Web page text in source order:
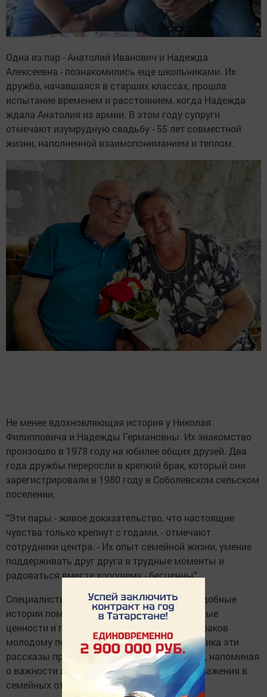
Одна из пар - Анатолий Иванович и Надежда
Алексеевна - познакомились еще школьниками. Их
дружба, начавшаяся в старших классах, прошла
испытание временем и расстоянием, когда Надежда
ждала Анатолия из армии. В этом году супруги
отмечают изумрудную свадьбу - 55 лет совместной
жизни, наполненной взаимопониманием и теплом.
Не менее вдохновляющая история у Николая
Филипповича и Надежды Германовны. Их знакомство
произошло в 1978 году на юбилее общих друзей. Два
года дружбы переросли в крепкий брак, который они
зарегистрировали в 1980 году в Соболевском сельском
поселении.
"Эти пары - живое доказательство, что настоящие
чувства только крепнут с годами, - отмечают
сотрудники центра. - Их опыт семейной жизни, умение
поддерживать друг друга в трудные моменты и
радоваться вместе хорошему - бесценны".
Специалисты центра подчеркивают, что подобные
истории помогают сохранять веру в семейные
ценности и передавать традиции крепких браков
молодому поколению. В преддверии праздника эти
рассказы приобретают особую значимость, напоминая
о важности любви, верности и взаимного уважения в
семейных отношениях.